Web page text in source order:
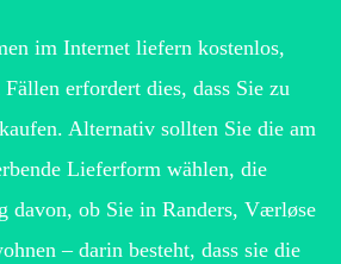
im Internet liefern kostenlos,
erfordert dies, dass Sie zu
Alternativ sollten Sie die am
Lieferform wählen, die
davon, ob Sie in Randers, Værløse
– darin besteht, dass sie die